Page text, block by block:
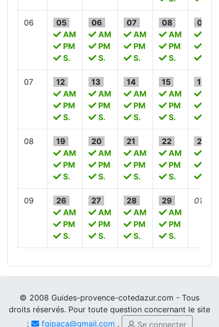
06
05
AM
PM
S.
06
AM
PM
S.
07
AM
PM
S.
08
AM
PM
S.
09
07
12
AM
PM
S.
13
AM
PM
S.
14
AM
PM
S.
15
AM
PM
S.
16
08
19
AM
PM
S.
20
AM
PM
S.
21
AM
PM
S.
22
AM
PM
S.
23
09
26
AM
PM
S.
27
AM
PM
S.
28
AM
PM
S.
29
AM
PM
S.
01
© 2008 Guides-provence-cotedazur.com - Tous
droits réservés. Pour toute question concernant le site
:
fgipaca@gmail.com . Se connecter